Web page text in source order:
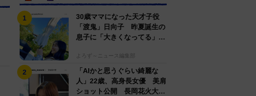
30歳ママになった天才子役
「渡鬼」日向子 昨夏誕生の
息子に「大きくなってる」愛
よろず～ニュース編集部
「AIかと思うぐらい綺麗な
人」22歳、高身長女優 美肩
ショット公開 長岡花火大会